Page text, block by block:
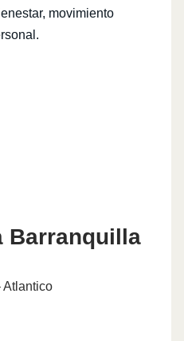
movimiento
Barranquilla
Atlantico